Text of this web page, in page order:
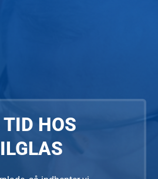
HOS